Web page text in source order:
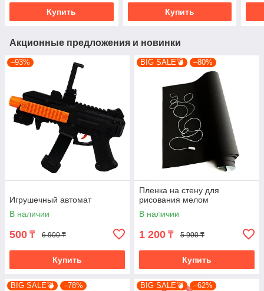
Купить Купить
Акционные предложения и новинки
–93%
Игрушечный автомат
В наличии
500 ₸ 6 900 ₸
Купить
BIG SALE💣 –80%
Пленка на стену для
рисования мелом
В наличии
1 200 ₸ 5 900 ₸
Купить
BIG SALE💣 –78% BIG SALE💣 –62%